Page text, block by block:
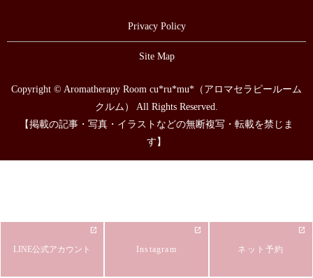
LINE公式アカウント Instagram ネット予約
Privacy Policy
Site Map
Copyright © Aromatherapy Room cu*ru*mu*（アロマセラピールーム
クルム） All Rights Reserved.
【掲載の記事・写真・イラストなどの無断複写・転載を禁じま
す】